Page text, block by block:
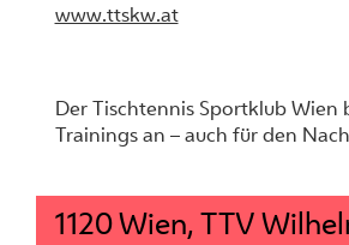
www.ttskw.at
Der Tischtennis Sportklub Wien
Trainings an – auch für den
1120 Wien, TTV